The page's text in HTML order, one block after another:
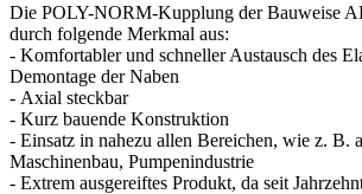
Die POLY-NORM-Kupplung der Bauweise
durch folgende Merkmal aus:
- Komfortabler und schneller Austausch des
Demontage der Naben
- Axial steckbar
- Kurz bauende Konstruktion
- Einsatz in nahezu allen Bereichen, wie z. B.
Maschinenbau, Pumpenindustrie
- Extrem ausgereiftes Produkt, da seit